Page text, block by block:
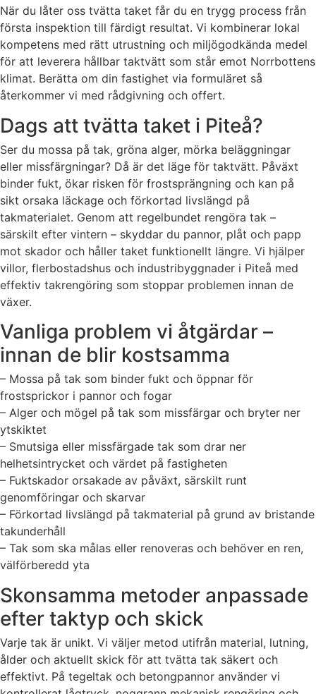
När du låter oss tvätta taket får du en trygg process från
första inspektion till färdigt resultat. Vi kombinerar lokal
kompetens med rätt utrustning och miljögodkända medel
för att leverera hållbar taktvätt som står emot Norrbottens
klimat. Berätta om din fastighet via formuläret så
återkommer vi med rådgivning och offert.
Dags att tvätta taket i Piteå?
Ser du mossa på tak, gröna alger, mörka beläggningar
eller missfärgningar? Då är det läge för taktvätt. Påväxt
binder fukt, ökar risken för frostsprängning och kan på
sikt orsaka läckage och förkortad livslängd på
takmaterialet. Genom att regelbundet rengöra tak –
särskilt efter vintern – skyddar du pannor, plåt och papp
mot skador och håller taket funktionellt längre. Vi hjälper
villor, flerbostadshus och industribyggnader i Piteå med
effektiv takrengöring som stoppar problemen innan de
växer.
Vanliga problem vi åtgärdar –
innan de blir kostsamma
– Mossa på tak som binder fukt och öppnar för
frostsprickor i pannor och fogar
– Alger och mögel på tak som missfärgar och bryter ner
ytskiktet
– Smutsiga eller missfärgade tak som drar ner
helhetsintrycket och värdet på fastigheten
– Fuktskador orsakade av påväxt, särskilt runt
genomföringar och skarvar
– Förkortad livslängd på takmaterial på grund av bristande
takunderhåll
– Tak som ska målas eller renoveras och behöver en ren,
välförberedd yta
Skonsamma metoder anpassade
efter taktyp och skick
Varje tak är unikt. Vi väljer metod utifrån material, lutning,
ålder och aktuellt skick för att tvätta tak säkert och
effektivt. På tegeltak och betongpannor använder vi